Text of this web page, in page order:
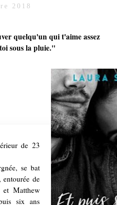
2018
quelqu'un qui t'aime assez
sous la pluie."
de 23
se bat
de
et Matthew
six ans